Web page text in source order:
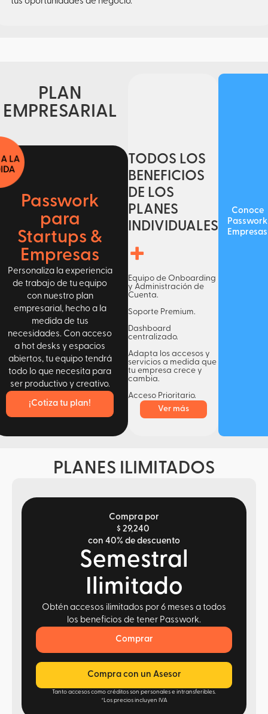
PLAN
EMPRESARIAL
Passwork
para
Startups &
Empresas
Personaliza la experiencia
de trabajo de tu equipo
con nuestro plan
empresarial, hecho a la
medida de tus
necesidades. Con acceso
a hot desks y espacios
abiertos, tu equipo tendrá
todo lo que necesita para
ser productivo y creativo.
¡Cotiza tu plan!
TODOS LOS
BENEFICIOS
DE LOS
PLANES
INDIVIDUALES
+
Equipo de Onboarding
y Administración de
Cuenta.
Soporte Premium.
Dashboard
centralizado.
Adapta los accesos y
servicios a medida que
tu empresa crece y
cambia.
Acceso Prioritario.
Ver más
Conoce
Passwork
Empresas
PLANES ILIMITADOS
Compra por
$ 29,240
con 40% de descuento
Semestral
Ilimitado
Obtén accesos ilimitados por 6 meses a todos
los beneficios de tener Passwork.
Comprar
Compra con un Asesor
Tanto accesos como créditos son personales e intransferibles.
*Los precios incluyen IVA